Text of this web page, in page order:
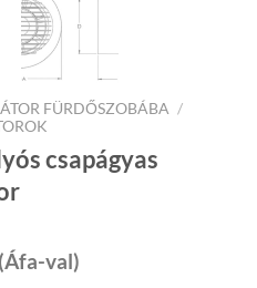
FÜRDŐSZOBÁBA /
csapágyas
(Áfa-val)